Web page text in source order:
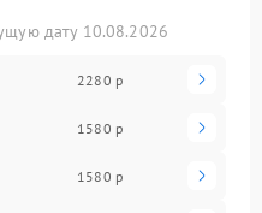
дату 10.08.2026
2280 р
1580 р
1580 р